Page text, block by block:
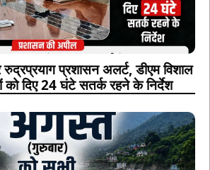
रुद्रप्रयाग प्रशासन अलर्ट, डीएम विशाल
को दिए 24 घंटे सतर्क रहने के निर्देश